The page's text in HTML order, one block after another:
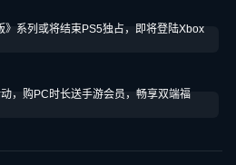
》系列或将结束PS5独占，即将登陆Xbox
，购PC时长送手游会员，畅享双端福